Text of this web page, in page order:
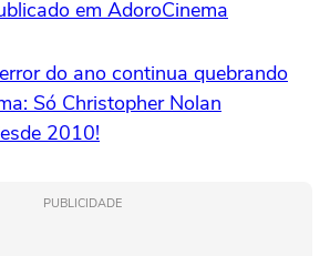
em AdoroCinema
do ano continua quebrando
Só Christopher Nolan
2010!
PUBLICIDADE